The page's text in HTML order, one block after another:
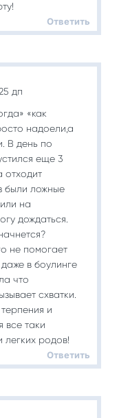
Ответить
дп
«как
надоели,а
В день по
еще 3
отходит
были ложные
на
дождаться.
не помогает
в боулинге
что
схватки.
и
все таки
легких родов!
Ответить